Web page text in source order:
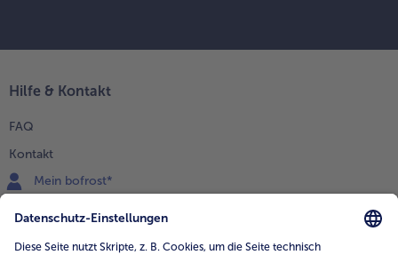
Hilfe & Kontakt
FAQ
Kontakt
Mein bofrost*